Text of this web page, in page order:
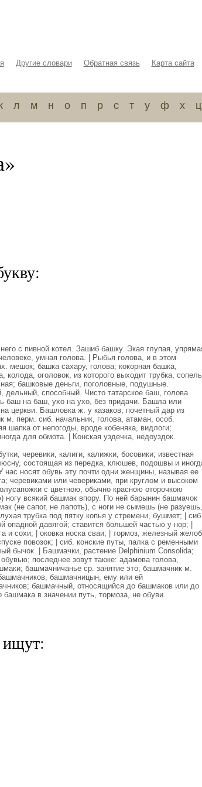
Другие словари Обратная связь Карта сайта
л м н о п р с т у ф х ц
с пивной котел. Зашиб башку. Экая глупая,
умная голова. | Рыбья голова, и в этом
мешок; башка сахару, голова; кокорная башка,
оголовок, из которого выходит трубка,
башковые деньги, поголовные, подушные.
способный. Чисто татарское баш, голова
баш на баш, ухо на ухо, без придачи. Башла или
церкви. Башловка ж. у казаков, почетный дар из
перм. сиб. начальник, голова, атаман, особ.
шапка от непогоды, вроде кобеняка, видлоги;
для обмота. | Конская уздечка, недоуздок.
черевики, калиги, калижки, босовики; известная
состоящая из передка, клюшев, подошвы и
нас носят обувь эту почти одни женщины, называя ее
черевиками или чевериками, при круглом и высоком
с цветною, обычно красною оторочкою
ногу всякий башмак впору. По ней барынин башмачок
(не сапог, не лапоть), с ноги не сымешь (не разуешь,
трубка под пятку копья у стремени, бушмет; | сиб.
давягой; ставится большей частью у нор; |
и сохи; | оковка носка сваи; | тормоз, железный желоб
повозок; | сиб. конские путы, палка с ременными
бычок. | Башмачки, растение Delphinium Consolida;
последнее зовут также: адамова голова,
башмачничанье ср. занятие это; башмачник м.
башмачницын, ему или ей
башмачный, относящийся до башмаков или до
в значении путь, тормоза, не обуви.
ищут: